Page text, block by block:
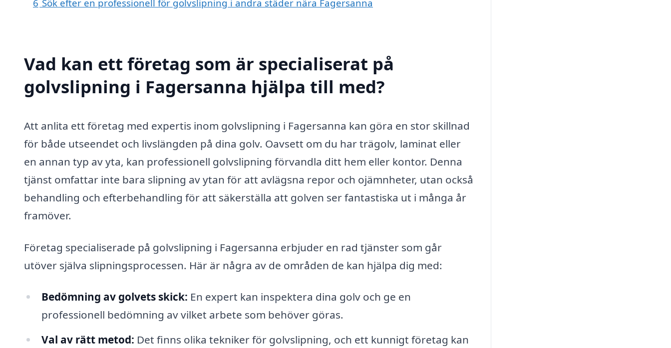
6 Sök efter en professionell för golvslipning i andra städer nära Fagersanna
Vad kan ett företag som är specialiserat på
golvslipning i Fagersanna hjälpa till med?
Att anlita ett företag med expertis inom golvslipning i Fagersanna kan göra en stor skillnad
för både utseendet och livslängden på dina golv. Oavsett om du har trägolv, laminat eller
en annan typ av yta, kan professionell golvslipning förvandla ditt hem eller kontor. Denna
tjänst omfattar inte bara slipning av ytan för att avlägsna repor och ojämnheter, utan också
behandling och efterbehandling för att säkerställa att golven ser fantastiska ut i många år
framöver.
Företag specialiserade på golvslipning i Fagersanna erbjuder en rad tjänster som går
utöver själva slipningsprocessen. Här är några av de områden de kan hjälpa dig med:
Bedömning av golvets skick: En expert kan inspektera dina golv och ge en
professionell bedömning av vilket arbete som behöver göras.
Val av rätt metod: Det finns olika tekniker för golvslipning, och ett kunnigt företag kan